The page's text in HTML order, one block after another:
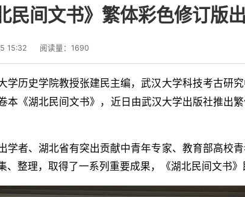
民间文书》繁体彩色修订版
15:32 阅读量：1690
学历史学院教授张建民主编，武汉大学科技考古研
本《湖北民间文书》，近日由武汉大学出版社推出
学者、湖北省有突出贡献中青年专家、教育部高校
整理，取得了一系列重要成果，《湖北民间文书》